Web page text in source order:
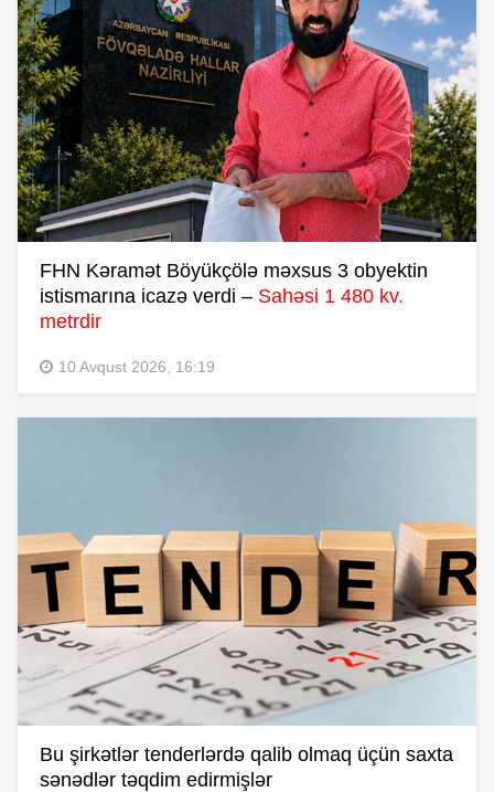
FHN Kəramət Böyükçölə məxsus 3 obyektin
istismarına icazə verdi – Sahəsi 1 480 kv.
metrdir
10 Avqust 2026, 16:19
Bu şirkətlər tenderlərdə qalib olmaq üçün saxta
sənədlər təqdim edirmişlər